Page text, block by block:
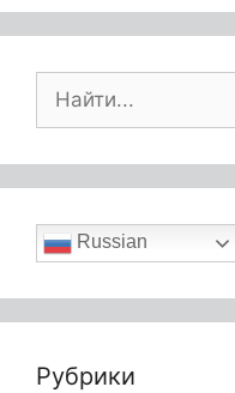
Russian
Рубрики